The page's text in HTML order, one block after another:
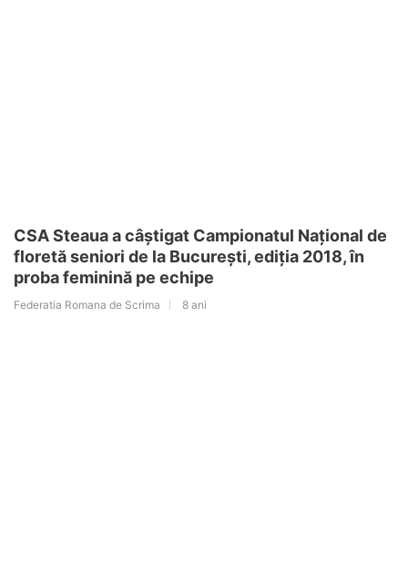
CSA Steaua a câștigat Campionatul Național de
floretă seniori de la București, ediția 2018, în
proba feminină pe echipe
Federatia Romana de Scrima 8 ani